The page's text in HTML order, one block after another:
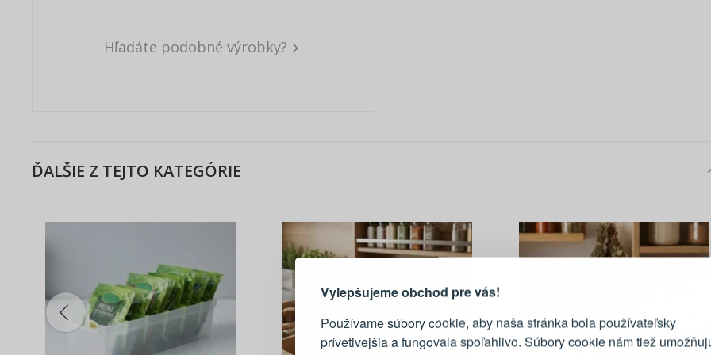
Vylepšujeme obchod pre vás!
Používame súbory cookie, aby naša stránka bola používateľsky
prívetivejšia a fungovala spoľahlivo. Súbory cookie nám tiež
Hľadáte podobné výrobky?
ĎALŠIE Z TEJTO KATEGÓRIE
Tu je dôvod, prečo sa oplatí vytvoriť
účet
PRIHLÁSENIE
E-mail